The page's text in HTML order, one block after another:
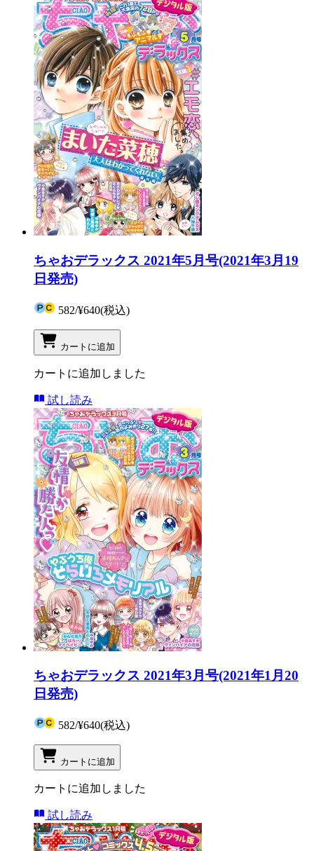
ちゃおデラックス 2021年5月号(2021年3月19
日発売)
582/¥640(税込)
カートに追加
カートに追加しました
試し読み
ちゃおデラックス 2021年3月号(2021年1月20
日発売)
582/¥640(税込)
カートに追加
カートに追加しました
試し読み